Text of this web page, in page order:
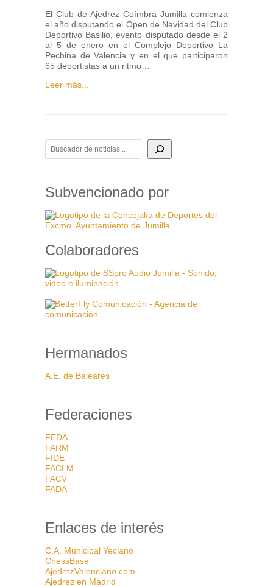
El Club de Ajedrez Coímbra Jumilla comienza
el año disputando el Open de Navidad del Club
Deportivo Basilio, evento disputado desde el 2
al 5 de enero en el Complejo Deportivo La
Pechina de Valencia y en el que participaron
65 deportistas a un ritmo…
Leer más...
BUSCADOR DE NOTICIAS
Subvencionado por
Colaboradores
Hermanados
A.E. de Baleares
Federaciones
FEDA
FARM
FIDE
FACLM
FACV
FADA
Enlaces de interés
C.A. Municipal Yeclano
ChessBase
AjedrezValenciano.com
Ajedrez en Madrid